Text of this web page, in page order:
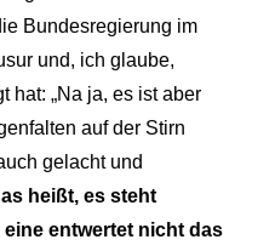
Bundesregierung im
und, ich glaube,
hat: „Na ja, es ist aber
auf der Stirn
gelacht und
heißt, es steht
entwertet nicht das